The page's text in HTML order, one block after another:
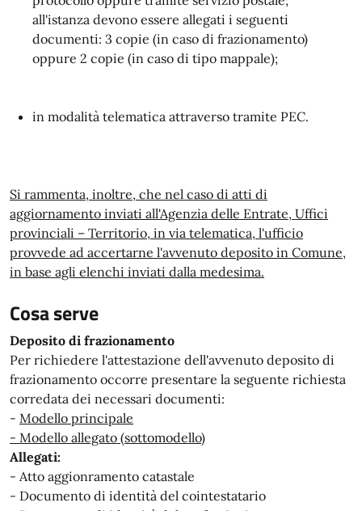
all'istanza devono essere allegati i seguenti
documenti: 3 copie (in caso di frazionamento)
oppure 2 copie (in caso di tipo mappale);
in modalità telematica attraverso tramite PEC.
Si rammenta, inoltre, che nel caso di atti di
aggiornamento inviati all'Agenzia delle Entrate, Uffici
provinciali – Territorio, in via telematica, l'ufficio
provvede ad accertarne l'avvenuto deposito in Comune,
in base agli elenchi inviati dalla medesima.
Cosa serve
Deposito di frazionamento
Per richiedere l'attestazione dell'avvenuto deposito di
frazionamento occorre presentare la seguente richiesta
corredata dei necessari documenti:
- Modello principale
- Modello allegato (sottomodello)
Allegati:
- Atto aggionramento catastale
- Documento di identità del cointestatario